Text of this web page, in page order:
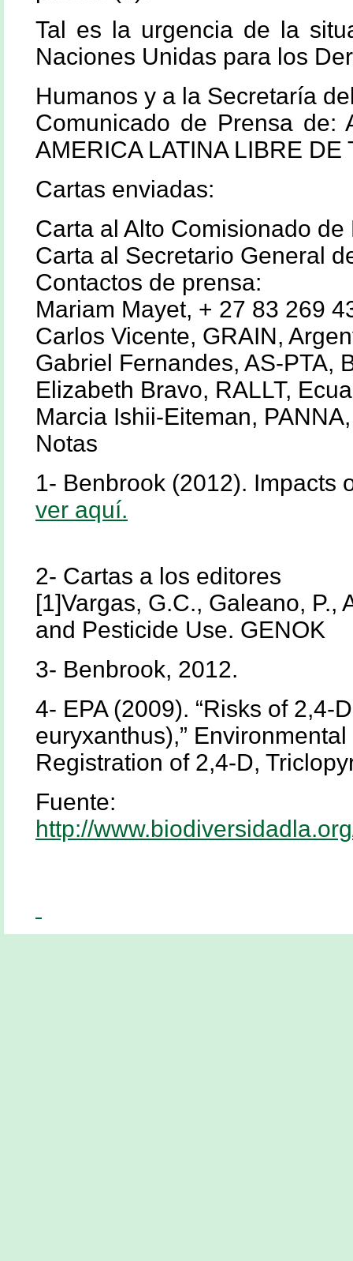
Tal es la urgencia de la
Naciones Unidas para los
Humanos y a la Secretaría
Comunicado de Prensa de:
AMERICA LATINA LIBRE DE
Cartas enviadas:
Carta al Alto Comisionado
Carta al Secretario General
Contactos de prensa:
Mariam Mayet, + 27 83 269
Carlos Vicente, GRAIN,
Gabriel Fernandes, AS-PTA,
Elizabeth Bravo, RALLT,
Marcia Ishii-Eiteman,
Notas
1- Benbrook (2012). Impacts
ver aquí.
2- Cartas a los editores
[1]Vargas, G.C., Galeano,
and Pesticide Use. GENOK
3- Benbrook, 2012.
4- EPA (2009). “Risks of
euryxanthus),”
Registration of 2,4-D,
Fuente:
http://